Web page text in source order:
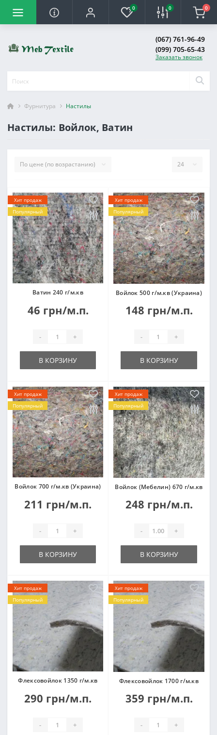
0 0 0
(067) 761-96-49
(099) 705-65-43
Заказать звонок
Фурнитура Настилы
Настилы: Войлок, Ватин
Хит продаж
Популярный
Ватин 240 г/м.кв
46 грн/м.п.
- +
В КОРЗИНУ
Хит продаж
Популярный
Войлок 500 г/м.кв (Украина)
148 грн/м.п.
- +
В КОРЗИНУ
Хит продаж
Популярный
Войлок 700 г/м.кв (Украина)
211 грн/м.п.
- +
В КОРЗИНУ
Хит продаж
Популярный
Войлок (Мебелин) 670 г/м.кв
248 грн/м.п.
- +
В КОРЗИНУ
Хит продаж
Популярный
Флексовойлок 1350 г/м.кв
290 грн/м.п.
- +
Хит продаж
Популярный
Флексовойлок 1700 г/м.кв
359 грн/м.п.
- +